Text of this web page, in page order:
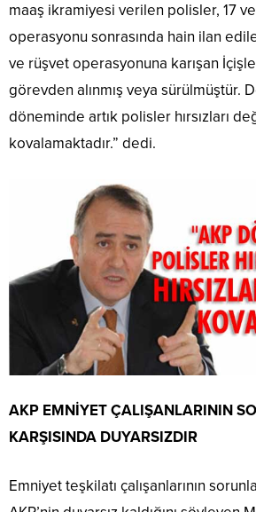
maaş ikramiyesi verilen polisler, 17
operasyonu sonrasında hain ilan
ve rüşvet operasyonuna karışan
görevden alınmış veya sürülmüştür.
döneminde artık polisler hırsızları
kovalamaktadır.” dedi.
AKP EMNİYET ÇALIŞANLARININ
KARŞISINDA DUYARSIZDIR
Emniyet teşkilatı çalışanlarının